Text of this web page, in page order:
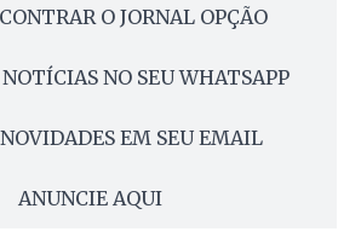
O JORNAL OPÇÃO
NO SEU WHATSAPP
EM SEU EMAIL
ANUNCIE AQUI